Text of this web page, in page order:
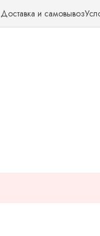
Доставка и самовывоз